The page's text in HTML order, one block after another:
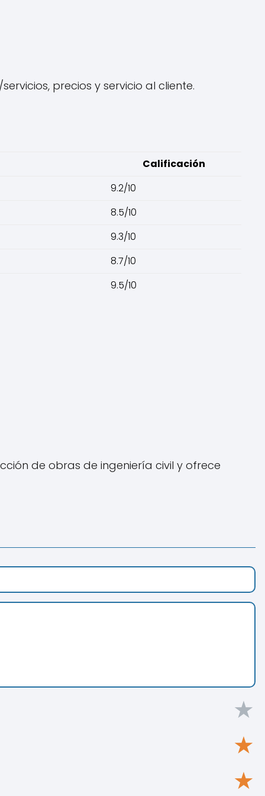
precios y servicio al cliente.
Calificación
9.2/10
8.5/10
9.3/10
8.7/10
9.5/10
de obras de ingeniería civil y ofrece
★
★
★